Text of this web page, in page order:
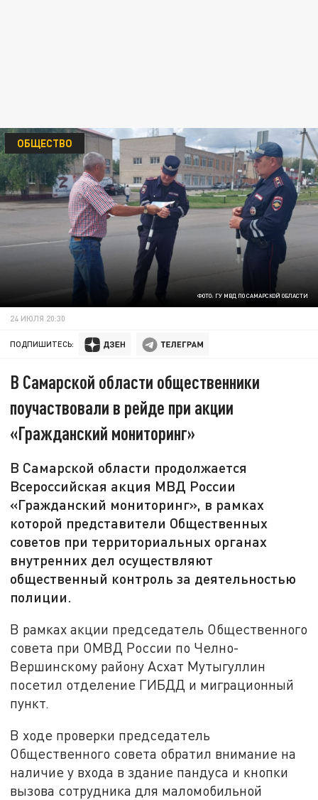
ФОТО: ГУ МВД ПО САМАРСКОЙ ОБЛАСТИ
ОБЩЕСТВО
24 ИЮЛЯ 20:30
ПОДПИШИТЕСЬ:
В Самарской области общественники
поучаствовали в рейде при акции
«Гражданский мониторинг»
В Самарской области продолжается
Всероссийская акция МВД России
«Гражданский мониторинг», в рамках
которой представители Общественных
советов при территориальных органах
внутренних дел осуществляют
общественный контроль за деятельностью
полиции.
В рамках акции председатель Общественного
совета при ОМВД России по Челно-
Вершинскому району Асхат Мутыгуллин
посетил отделение ГИБДД и миграционный
пункт.
В ходе проверки председатель
Общественного совета обратил внимание на
наличие у входа в здание пандуса и кнопки
вызова сотрудника для маломобильной